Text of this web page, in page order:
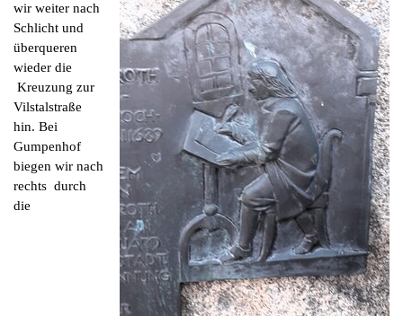
wir weiter nach
Schlicht und
überqueren
wieder die
Kreuzung zur
Vilstalstraße
hin. Bei
Gumpenhof
biegen wir nach
rechts durch
die